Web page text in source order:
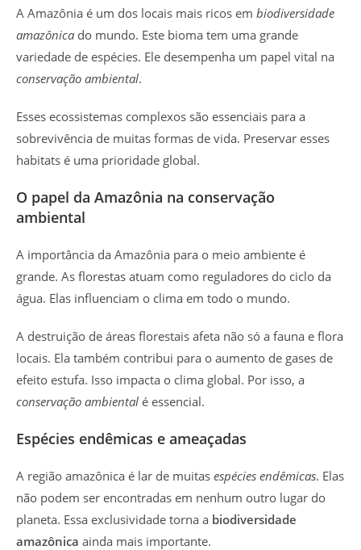
A Amazônia é um dos locais mais ricos em biodiversidade
amazônica do mundo. Este bioma tem uma grande
variedade de espécies. Ele desempenha um papel vital na
conservação ambiental.
Esses ecossistemas complexos são essenciais para a
sobrevivência de muitas formas de vida. Preservar esses
habitats é uma prioridade global.
O papel da Amazônia na conservação
ambiental
A importância da Amazônia para o meio ambiente é
grande. As florestas atuam como reguladores do ciclo da
água. Elas influenciam o clima em todo o mundo.
A destruição de áreas florestais afeta não só a fauna e flora
locais. Ela também contribui para o aumento de gases de
efeito estufa. Isso impacta o clima global. Por isso, a
conservação ambiental é essencial.
Espécies endêmicas e ameaçadas
A região amazônica é lar de muitas espécies endêmicas. Elas
não podem ser encontradas em nenhum outro lugar do
planeta. Essa exclusividade torna a biodiversidade
amazônica ainda mais importante.